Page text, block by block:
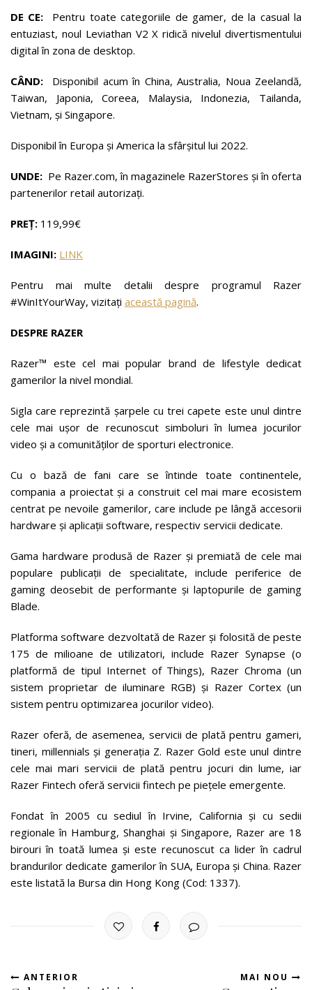
DE CE: Pentru toate categoriile de gamer, de la casual la
entuziast, noul Leviathan V2 X ridică nivelul divertismentului
digital în zona de desktop.
CÂND: Disponibil acum în China, Australia, Noua Zeelandă,
Taiwan, Japonia, Coreea, Malaysia, Indonezia, Tailanda,
Vietnam, și Singapore.
Disponibil în Europa și America la sfârșitul lui 2022.
UNDE: Pe Razer.com, în magazinele RazerStores și în oferta
partenerilor retail autorizați.
PREȚ: 119,99€
IMAGINI: LINK
Pentru mai multe detalii despre programul Razer
#WinItYourWay, vizitați această pagină.
DESPRE RAZER
Razer™ este cel mai popular brand de lifestyle dedicat
gamerilor la nivel mondial.
Sigla care reprezintă șarpele cu trei capete este unul dintre
cele mai ușor de recunoscut simboluri în lumea jocurilor
video și a comunităților de sporturi electronice.
Cu o bază de fani care se întinde toate continentele,
compania a proiectat și a construit cel mai mare ecosistem
centrat pe nevoile gamerilor, care include pe lângă accesorii
hardware și aplicații software, respectiv servicii dedicate.
Gama hardware produsă de Razer și premiată de cele mai
populare publicații de specialitate, include periferice de
gaming deosebit de performante și laptopurile de gaming
Blade.
Platforma software dezvoltată de Razer și folosită de peste
175 de milioane de utilizatori, include Razer Synapse (o
platformă de tipul Internet of Things), Razer Chroma (un
sistem proprietar de iluminare RGB) și Razer Cortex (un
sistem pentru optimizarea jocurilor video).
Razer oferă, de asemenea, servicii de plată pentru gameri,
tineri, millennials și generația Z. Razer Gold este unul dintre
cele mai mari servicii de plată pentru jocuri din lume, iar
Razer Fintech oferă servicii fintech pe piețele emergente.
Fondat în 2005 cu sediul în Irvine, California și cu sedii
regionale în Hamburg, Shanghai și Singapore, Razer are 18
birouri în toată lumea și este recunoscut ca lider în cadrul
brandurilor dedicate gamerilor în SUA, Europa și China. Razer
este listată la Bursa din Hong Kong (Cod: 1337).
ANTERIOR MAI NOU